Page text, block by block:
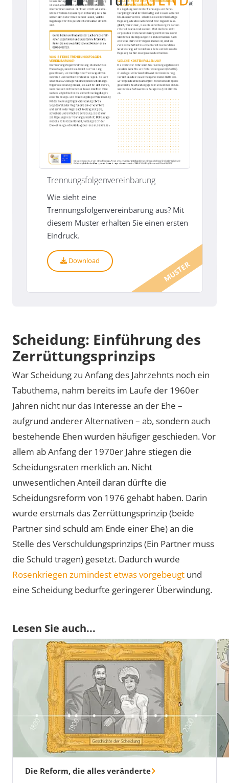
MUSTER
Trennungsfolgenvereinbarung
Wie sieht eine
Trennungsfolgenvereinbarung aus? Mit
diesem Muster erhalten Sie einen ersten
Eindruck.
Download
Scheidung: Einführung des
Zerrüttungsprinzips
War Scheidung zu Anfang des Jahrzehnts noch ein
Tabuthema, nahm bereits im Laufe der 1960er
Jahren nicht nur das Interesse an der Ehe –
aufgrund anderer Alternativen – ab, sondern auch
bestehende Ehen wurden häufiger geschieden. Vor
allem ab Anfang der 1970er Jahre stiegen die
Scheidungsraten merklich an. Nicht
unwesentlichen Anteil daran dürfte die
Scheidungsreform von 1976 gehabt haben. Darin
wurde erstmals das Zerrüttungsprinzip (beide
Partner sind schuld am Ende einer Ehe) an die
Stelle des Verschuldungsprinzips (Ein Partner muss
die Schuld tragen) gesetzt. Dadurch wurde
Rosenkriegen zumindest etwas vorgebeugt und
eine Scheidung bedurfte geringerer Überwindung.
Lesen Sie auch...
Die Reform, die alles veränderte